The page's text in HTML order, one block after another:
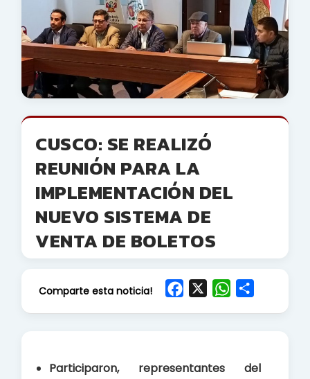
CUSCO: SE REALIZÓ
REUNIÓN PARA LA
IMPLEMENTACIÓN DEL
NUEVO SISTEMA DE
VENTA DE BOLETOS
Comparte esta noticia!
b
W
e
Participaron, representantes del